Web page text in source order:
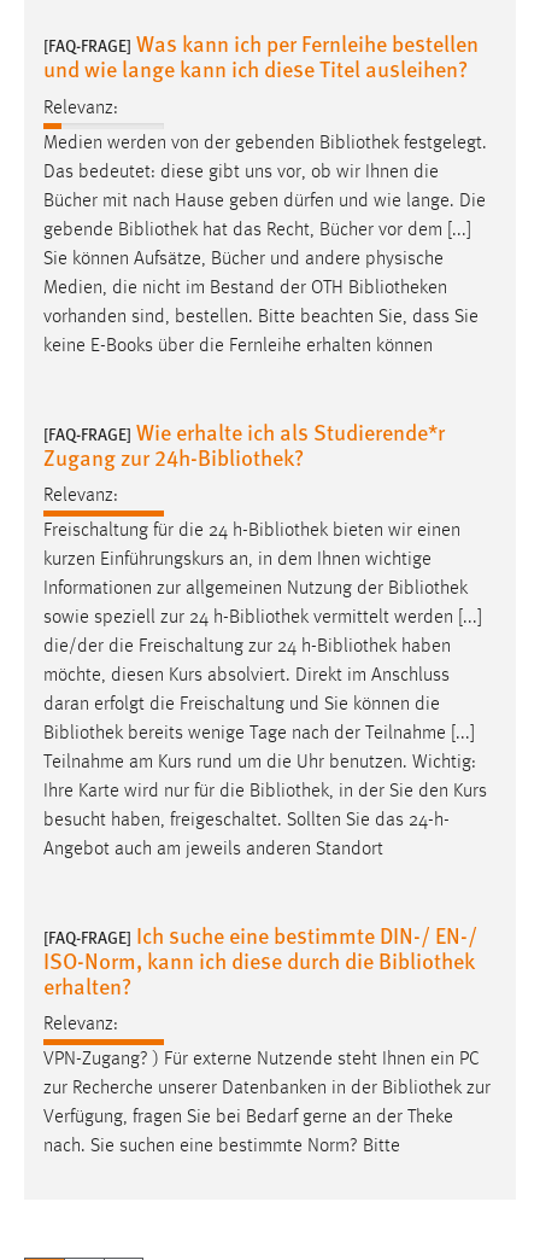
[FAQ-FRAGE] Was kann ich per Fernleihe bestellen
und wie lange kann ich diese Titel ausleihen?
Relevanz:
Medien werden von der gebenden Bibliothek festgelegt.
Das bedeutet: diese gibt uns vor, ob wir Ihnen die
Bücher mit nach Hause geben dürfen und wie lange. Die
gebende Bibliothek hat das Recht, Bücher vor dem [...]
Sie können Aufsätze, Bücher und andere physische
Medien, die nicht im Bestand der OTH Bibliotheken
vorhanden sind, bestellen. Bitte beachten Sie, dass Sie
keine E-Books über die Fernleihe erhalten können
[FAQ-FRAGE] Wie erhalte ich als Studierende*r
Zugang zur 24h-Bibliothek?
Relevanz:
Freischaltung für die 24 h-Bibliothek bieten wir einen
kurzen Einführungskurs an, in dem Ihnen wichtige
Informationen zur allgemeinen Nutzung der Bibliothek
sowie speziell zur 24 h-Bibliothek vermittelt werden [...]
die/der die Freischaltung zur 24 h-Bibliothek haben
möchte, diesen Kurs absolviert. Direkt im Anschluss
daran erfolgt die Freischaltung und Sie können die
Bibliothek bereits wenige Tage nach der Teilnahme [...]
Teilnahme am Kurs rund um die Uhr benutzen. Wichtig:
Ihre Karte wird nur für die Bibliothek, in der Sie den Kurs
besucht haben, freigeschaltet. Sollten Sie das 24-h-
Angebot auch am jeweils anderen Standort
[FAQ-FRAGE] Ich suche eine bestimmte DIN-/ EN-/
ISO-Norm, kann ich diese durch die Bibliothek
erhalten?
Relevanz:
VPN-Zugang? ) Für externe Nutzende steht Ihnen ein PC
zur Recherche unserer Datenbanken in der Bibliothek zur
Verfügung, fragen Sie bei Bedarf gerne an der Theke
nach. Sie suchen eine bestimmte Norm? Bitte